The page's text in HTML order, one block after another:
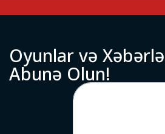
Oyunlarvə Xəbərlə
Abunə Olun!